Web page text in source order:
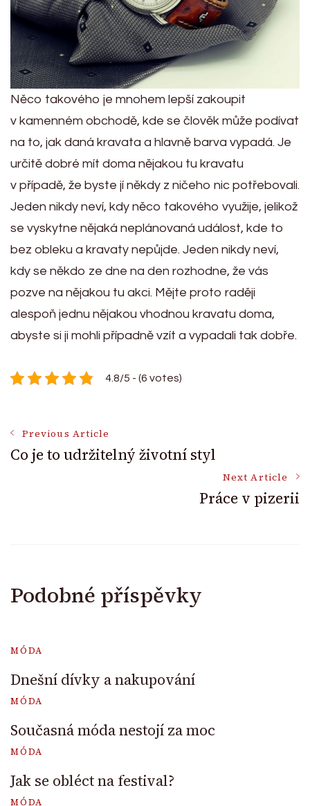
Něco takového je mnohem lepší zakoupit
v kamenném obchodě, kde se člověk může podívat
na to, jak daná kravata a hlavně barva vypadá. Je
určitě dobré mít doma nějakou tu kravatu
v případě, že byste jí někdy z ničeho nic potřebovali.
Jeden nikdy neví, kdy něco takového využije, jelikož
se vyskytne nějaká neplánovaná událost, kde to
bez obleku a kravaty nepůjde. Jeden nikdy neví,
kdy se někdo ze dne na den rozhodne, že vás
pozve na nějakou tu akci. Mějte proto raději
alespoň jednu nějakou vhodnou kravatu doma,
abyste si ji mohli případně vzít a vypadali tak dobře.
4.8/5 - (6 votes)
Post
Previous Article
Co je to udržitelný životní styl
Next Article
Práce v pizerii
Podobné příspěvky
MÓDA
Dnešní dívky a nakupování
MÓDA
Současná móda nestojí za moc
MÓDA
Jak se obléct na festival?
MÓDA